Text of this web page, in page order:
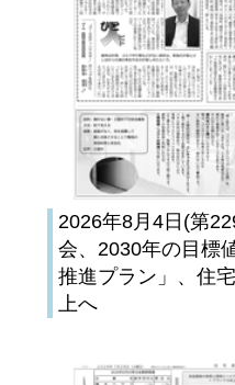
2026年8月4日(第
会、2030年の目標
推進プラン」、住
上へ